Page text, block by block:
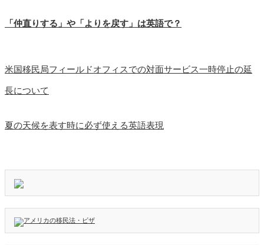
「仲直りする」や「よりを戻す」は英語で？
米国移民局フィールドオフィスでの対面サービス一時停止の延
長について
夏の天候を表す時に必ず使える英語表現